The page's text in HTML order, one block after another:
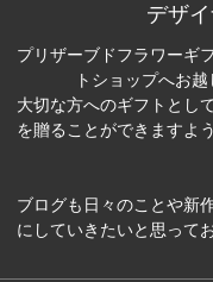
デザ
プリザーブドフラワーギ
トショップへお
大切な方へのギフトとし
を贈ることができますよ
ブログも日々のことや新
にしていきたいと思って